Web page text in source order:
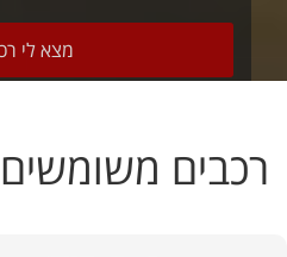
מצא לי
רכבים